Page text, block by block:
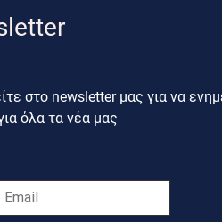
στο newsletter μας για να
όλα τα νέα μας